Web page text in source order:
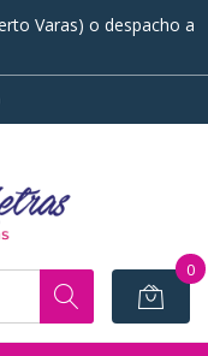
Varas) o despacho a
0